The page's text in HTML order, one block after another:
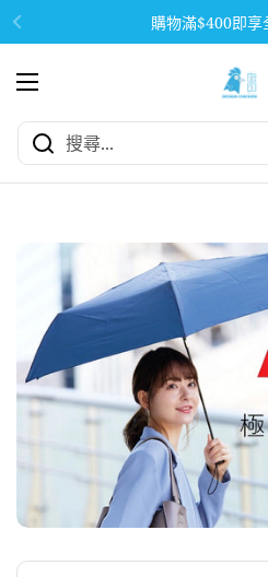
跳至內容 購物滿$400即享
開啟功能表